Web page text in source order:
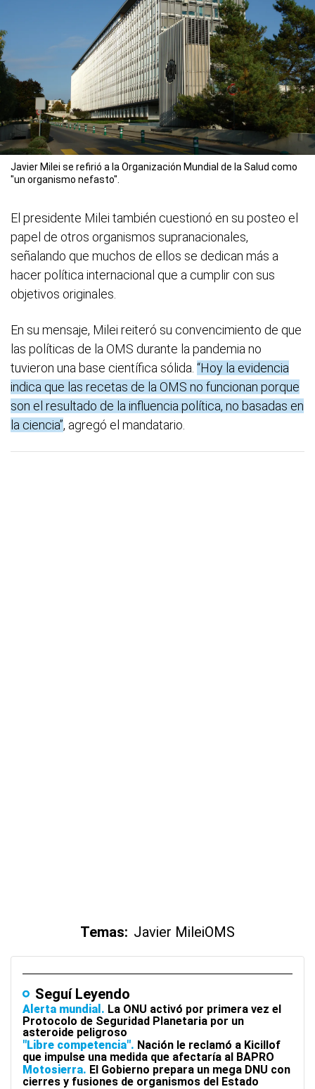
Javier Milei se refirió a la Organización Mundial de la Salud como
"un organismo nefasto".
El presidente Milei también cuestionó en su posteo el
papel de otros organismos supranacionales,
señalando que muchos de ellos se dedican más a
hacer política internacional que a cumplir con sus
objetivos originales.
En su mensaje, Milei reiteró su convencimiento de que
las políticas de la OMS durante la pandemia no
tuvieron una base científica sólida. “Hoy la evidencia
indica que las recetas de la OMS no funcionan porque
son el resultado de la influencia política, no basadas en
la ciencia”, agregó el mandatario.
Temas: Javier MileiOMS
Seguí Leyendo
Alerta mundial
La ONU activó por primera vez el
Protocolo de Seguridad Planetaria por un
asteroide peligroso
"Libre competencia" Nación le reclamó a Kicillof
que impulse una medida que afectaría al BAPRO
Motosierra El Gobierno prepara un mega DNU con
cierres y fusiones de organismos del Estado